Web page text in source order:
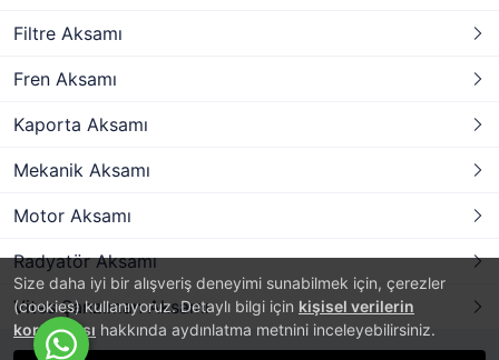
Size daha iyi bir alışveriş deneyimi sunabilmek için, çerezler
(cookies) kullanıyoruz. Detaylı bilgi için kişisel verilerin
korunması hakkında aydınlatma metnini inceleyebilirsiniz.
Filtre Aksamı
Fren Aksamı
Kaporta Aksamı
Mekanik Aksamı
Motor Aksamı
Radyatör Aksamı
Vites Şanzıman Aksamı